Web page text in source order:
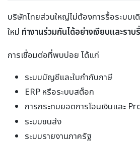
บริษัทไทยส่วนใหญ่ไม่ต้องการรื้อระบบเ
ใหม่ ทำงานร่วมกันได้อย่างเงียบและราบ
การเชื่อมต่อที่พบบ่อย ได้แก่
ระบบบัญชีและใบกำกับภาษี
ERP หรือระบบสต็อก
การกระทบยอดการโอนเงินและ
ระบบขนส่ง
ระบบรายงานภาครัฐ